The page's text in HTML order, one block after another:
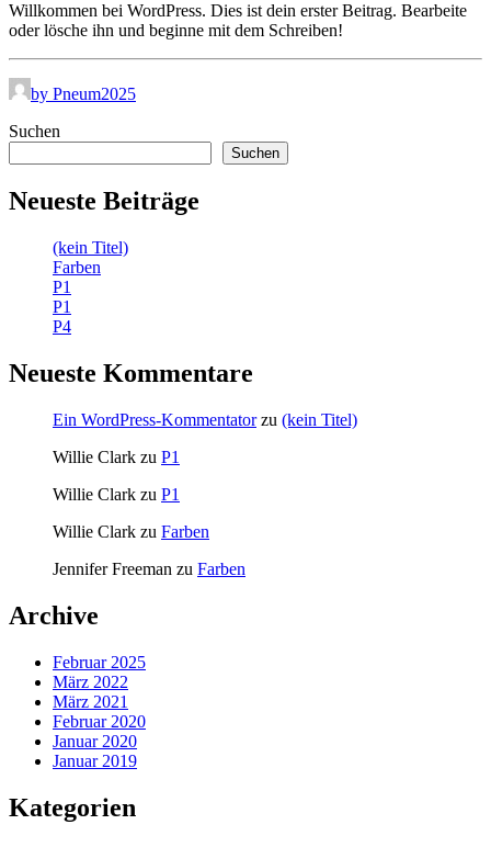
Willkommen bei WordPress. Dies ist dein erster Beitrag. Bearbeite
oder lösche ihn und beginne mit dem Schreiben!
by Pneum2025
Suchen
Suchen
Neueste Beiträge
(kein Titel)
Farben
P1
P1
P4
Neueste Kommentare
Ein WordPress-Kommentatorzu (kein Titel)
Willie Clark zu P1
Willie Clark zu P1
Willie Clark zu Farben
Jennifer Freeman zu Farben
Archive
Februar 2025
März 2022
März 2021
Februar 2020
Januar 2020
Januar 2019
Kategorien